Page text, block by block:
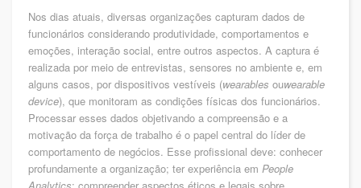
Nos dias atuais, diversas organizações capturam dados de
funcionários considerando produtividade, comportamentos e
emoções, interação social, entre outros aspectos. A captura é
realizada por meio de entrevistas, sensores no ambiente e, em
alguns casos, por dispositivos vestíveis (wearables ouwearable
device), que monitoram as condições físicas dos funcionários.
Processar esses dados objetivando a compreensão e a
motivação da força de trabalho é o papel central do líder de
comportamento de negócios. Esse profissional deve: conhecer
profundamente a organização; ter experiência em People